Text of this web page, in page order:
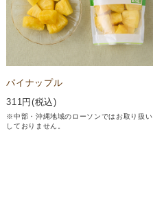
パイナップル
311円(税込)
※中部・沖縄地域のローソンではお取り扱い
しておりません。